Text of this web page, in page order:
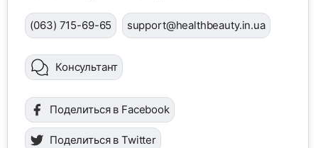
(063) 715-69-65 support@healthbeauty.in.ua
Консультант
Поделиться в Facebook
Поделиться в Twitter